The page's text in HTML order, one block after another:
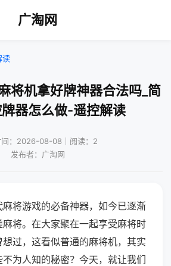
广淘网
读
将机拿好牌神器合法吗_简
器怎么做-遥控解读
间：2026-08-08｜阅读：2
发布者：广淘网
将游戏的必备神器，如今已逐渐
将。在大家聚在一起享受麻将时
过，这看似普通的麻将机，其实
为人知的秘密？今天，就让我们